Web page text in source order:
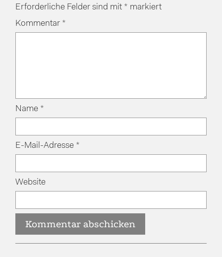
Erforderliche Felder sind mit * markiert
Kommentar *
Name *
E-Mail-Adresse *
Website